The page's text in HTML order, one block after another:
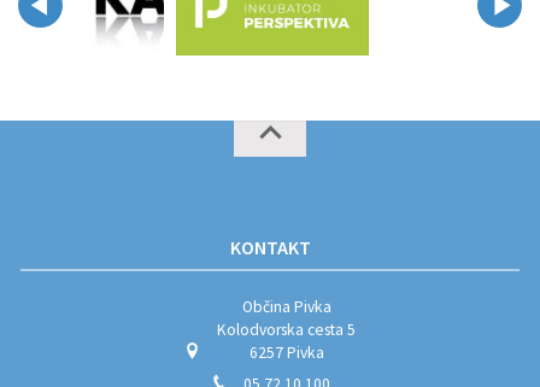
KONTAKT
Občina Pivka
Kolodvorska cesta 5
6257 Pivka